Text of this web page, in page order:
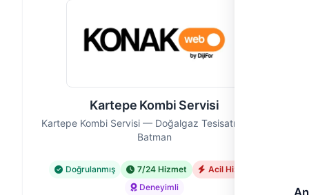
Kartepe Kombi Servisi
Kartepe Kombi Servisi — Doğalgaz Tesisatı Ustası,
Batman
Doğrulanmış 7/24 Hizmet
Acil Hizmet
Deneyimli